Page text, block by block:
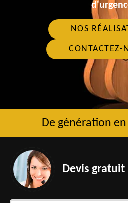
NOS
CONTACTEZ-
De génération
Devis gratuit